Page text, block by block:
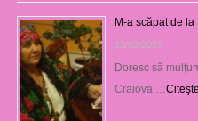
M-a scăpat de
13/03/2025
Doresc să
Craiova …